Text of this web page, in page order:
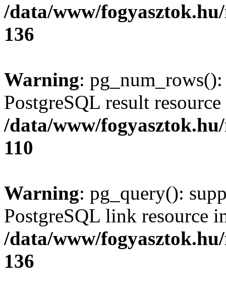
/data/www/
136
Warning:
PostgreSQL result
/data/www/
110
Warning: pg_query():
PostgreSQL link resource
/data/www/
136